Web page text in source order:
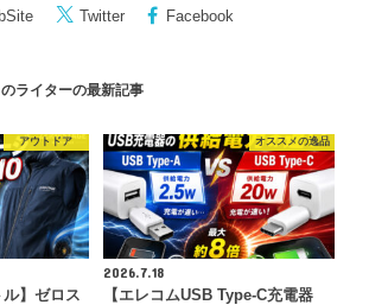
Twitter Facebook
ライターの最新記事
アウトドア
ル】ゼロス
オススメの逸品
2026.7.18
【エレコムUSB Type-C充電器